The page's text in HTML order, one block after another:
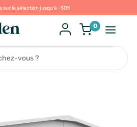
sur la sélection jusqu'à -50%
0